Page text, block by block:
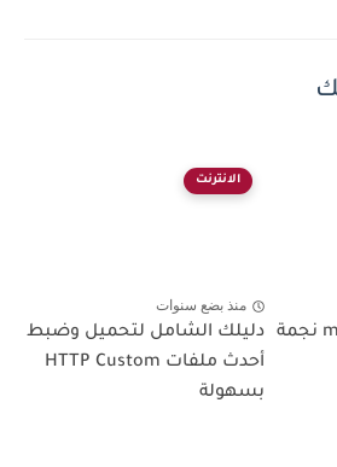
تحميل تطبيق mouad tv نجمة
الانترنت
منذ بضع سنوات
دليلك الشامل لتحميل وضبط
أحدث ملفات HTTP Custom
بسهولة